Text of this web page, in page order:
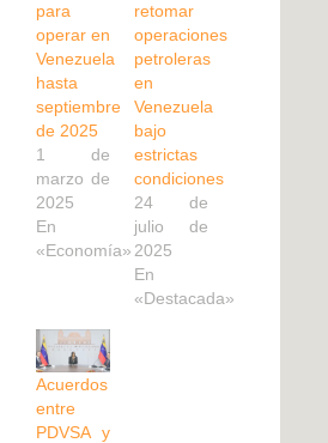
para
operar en
Venezuela
hasta
septiembre
de 2025
1 de
marzo de
2025
En
«Economía»
retomar
operaciones
petroleras
en
Venezuela
bajo
estrictas
condiciones
24 de
julio de
2025
En
«Destacada»
Acuerdos
entre
PDVSA y